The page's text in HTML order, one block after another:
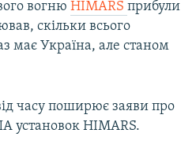
вогню HIMARS прибули
скільки всього
має Україна, але станом
часу поширює заяви про
HIMARS.